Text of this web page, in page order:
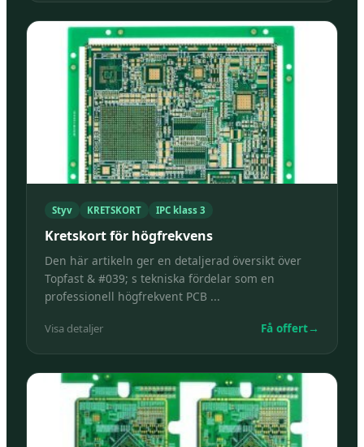
Styv KRETSKORT IPC klass 3
Kretskort för högfrekvens
Den här artikeln ger en detaljerad översikt över
Topfast & #039; s tekniska fördelar som en
professionell högfrekvent PCB ...
Visa detaljer Få offert→